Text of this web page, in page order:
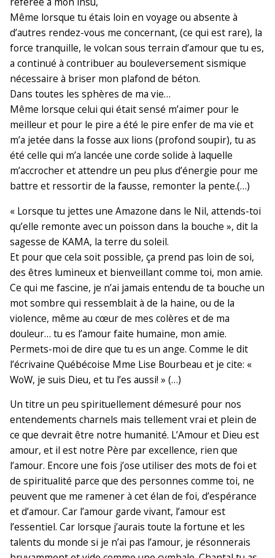
Même lorsque tu étais loin en voyage ou absente à
d’autres rendez-vous me concernant, (ce qui est rare), la
force tranquille, le volcan sous terrain d’amour que tu es,
a continué à contribuer au bouleversement sismique
nécessaire à briser mon plafond de béton.
Dans toutes les sphères de ma vie…
Même lorsque celui qui était sensé m’aimer pour le
meilleur et pour le pire a été le pire enfer de ma vie et
m’a jetée dans la fosse aux lions (profond soupir), tu as
été celle qui m’a lancée une corde solide à laquelle
m’accrocher et attendre un peu plus d’énergie pour me
battre et ressortir de la fausse, remonter la pente.(…)
« Lorsque tu jettes une Amazone dans le Nil, attends-toi
qu’elle remonte avec un poisson dans la bouche », dit la
sagesse de KAMA, la terre du soleil.
Et pour que cela soit possible, ça prend pas loin de soi,
des êtres lumineux et bienveillant comme toi, mon amie.
Ce qui me fascine, je n’ai jamais entendu de ta bouche un
mot sombre qui ressemblait à de la haine, ou de la
violence, même au cœur de mes colères et de ma
douleur… tu es l’amour faite humaine, mon amie.
Permets-moi de dire que tu es un ange. Comme le dit
l’écrivaine Québécoise Mme Lise Bourbeau et je cite: «
WoW, je suis Dieu, et tu l’es aussi! » (…)
Un titre un peu spirituellement démesuré pour nos
entendements charnels mais tellement vrai et plein de
ce que devrait être notre humanité. L’Amour et Dieu est
amour, et il est notre Père par excellence, rien que
l’amour. Encore une fois j’ose utiliser des mots de foi et
de spiritualité parce que des personnes comme toi, ne
peuvent que me ramener à cet élan de foi, d’espérance
et d’amour. Car l’amour garde vivant, l’amour est
l’essentiel. Car lorsque j’aurais toute la fortune et les
talents du monde si je n’ai pas l’amour, je résonnerais